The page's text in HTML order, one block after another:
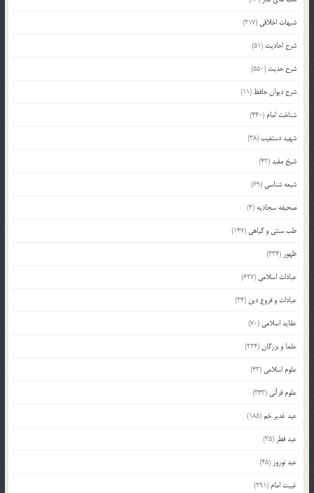
شبهات اخلاقی (217)
شرح احادیث (51)
شرح حدیث (550)
شرح دیوان حافظ (11)
شناخت امام (440)
شهید دستغیب(38)
شیخ مفید(42)
شیعه شناسی (69)
صحیفه سجادیه (4)
طب سنتی و گیاهی (147)
ظهور (334)
عبادات اسلامی (627)
عبادات و فروع دین (34)
عقاید اسلامی (70)
علما و بزرگان(224)
علوم اسلامی (43)
علوم قرآنی (343)
عید غدیر خم(185)
عید فطر (35)
عید نوروز (45)
غیبت امام (291)